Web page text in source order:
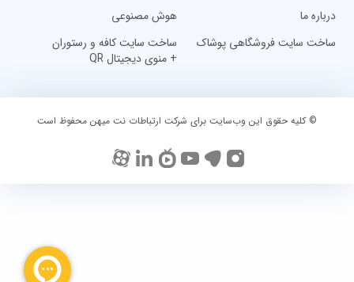
درباره ما
هوش مصنوعی
ساخت سایت فروشگاهی پوشاک
ساخت سایت کافه و رستوران
+ منوی دیجیتال QR
© کلیه حقوق این وب‌سایت برای شرکت ارتباطات نت میهن محفوظ است